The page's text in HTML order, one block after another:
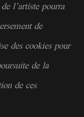
l’artiste pourra
de
des cookies pour
de la
de ces